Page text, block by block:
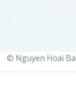
© Nguyen Hoai